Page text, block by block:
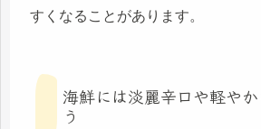
すくなることがあります。
海鮮には淡麗辛口や軽や
う